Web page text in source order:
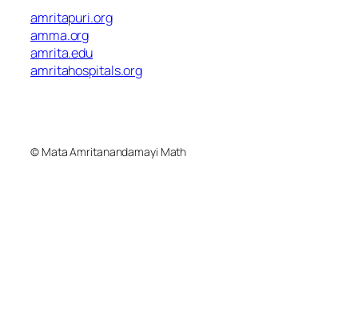
amritapuri.org
amma.org
amrita.edu
amritahospitals.org
© Mata Amritanandamayi Math